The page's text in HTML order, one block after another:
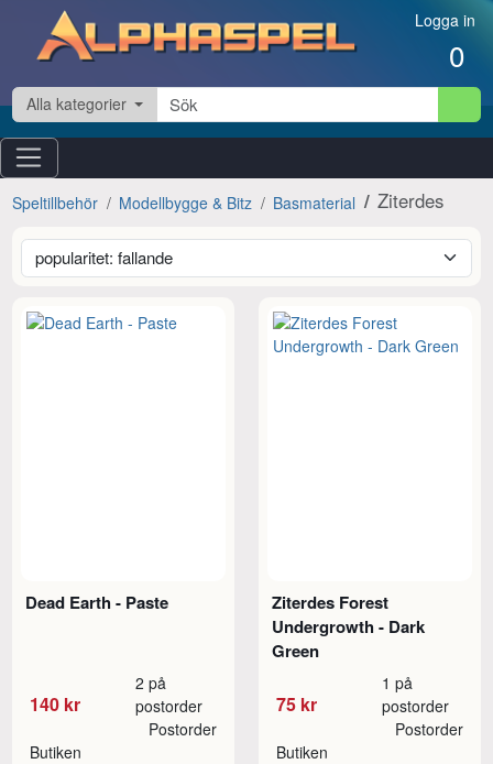
Hoppa till innehåll Logga in
0
Alla kategorier
Speltillbehör Modellbygge & Bitz Basmaterial Ziterdes
Dead Earth - Paste
140 kr
2 på
postorder
Butiken
Postorder
Ziterdes Forest
Undergrowth - Dark
Green
75 kr
1 på
postorder
Butiken
Postorder